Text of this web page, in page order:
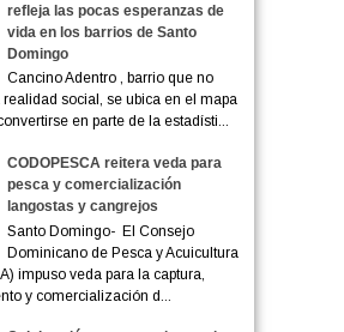
refleja las pocas esperanzas de
vida en los barrios de Santo
Domingo
Cancino Adentro , barrio que no
realidad social, se ubica en el mapa
en parte de la estadísti...
CODOPESCA reitera veda para
pesca y comercialización
langostas y cangrejos
Santo Domingo- El Consejo
Dominicano de Pesca y Acuicultura
impuso veda para la captura,
y comercialización d...